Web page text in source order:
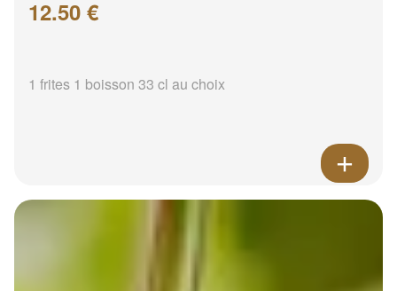
12.50 €
1 frites 1 boisson 33 cl au choix